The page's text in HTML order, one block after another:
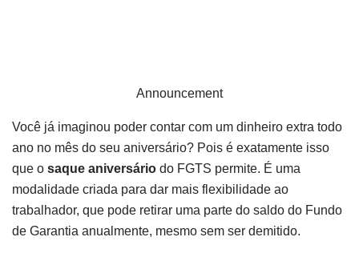
Announcement
Você já imaginou poder contar com um dinheiro extra todo
ano no mês do seu aniversário? Pois é exatamente isso
que o saque aniversário do FGTS permite. É uma
modalidade criada para dar mais flexibilidade ao
trabalhador, que pode retirar uma parte do saldo do Fundo
de Garantia anualmente, mesmo sem ser demitido.